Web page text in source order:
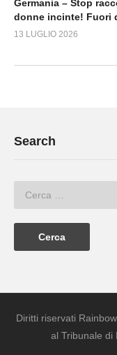
Germania – Stop
donne incinte! Fuori
13 LUGLIO 2026
Search
Diritti riservati
al Tribunale di